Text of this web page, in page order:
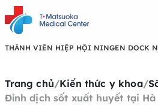
THÀNH VIÊN HIỆP HỘI NINGEN DOCK
Trang chủ/Kiến thức y khoa/
Đỉnh dịch sốt xuất huyết tại